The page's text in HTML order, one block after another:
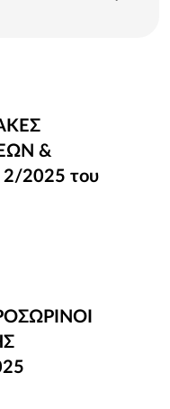
&
2025 του ΟΔΑΠ
&
2025 του
ΑΝΑΚΟΙΝΩΣΗΣ